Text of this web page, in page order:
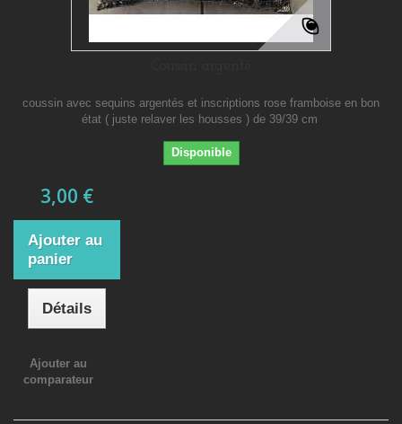
coussin avec sequins argentés et inscriptions rose framboise en bon
état ( juste relaver les housses ) de 39/39 cm
Disponible
3,00 €
Ajouter au
panier
Détails
Ajouter au
comparateur